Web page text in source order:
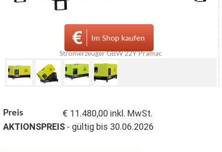
Stromerzeuger GBW 22Y Pramac
Preis
€ 11.480,00 inkl. MwSt.
AKTIONSPREIS - gültig bis 30.06.2026